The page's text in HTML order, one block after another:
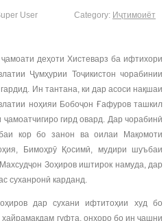
User Category: Иҷтимоиёт
деҳоти Хистеварз ба ифтихори
Ҷумҳурии Тоҷикистон чорабинии
Ин тантана, ки дар асоси нақшаи
ноҳияи Бобоҷон Ғафуров ташкил
гирд овард. Дар чорабинӣ
кор бо занон ва оилаи Мақомоти
Бимоҳрӯ Қосимӣ, мудири шуъбаи
Зоҳиров иштирок намуда, дар
суханронӣ карданд.
дар сухани ифтитоҳии худ бо
гуфта, онҳоро бо ин ҷашни